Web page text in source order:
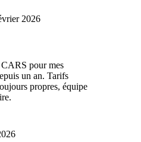
2026
pour mes
un an. Tarifs
propres, équipe